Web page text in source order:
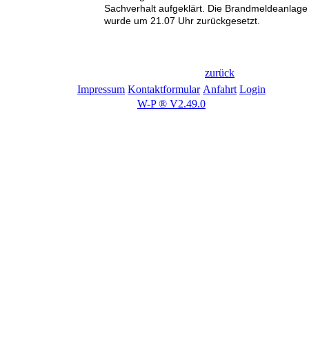
Sachverhalt aufgeklärt. Die Brandmeldeanlage
wurde um 21.07 Uhr zurückgesetzt.
zurück
Impressum Kontaktformular Anfahrt Login
W-P ® V2.49.0